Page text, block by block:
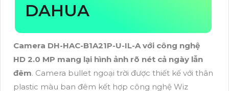
DAHUA
Camera DH-HAC-B1A21P-U-IL-A với công nghệ
HD 2.0 MP mang lại hình ảnh rõ nét cả ngày lẫn
đêm. Camera bullet ngoại trời được thiết kế với thân
plastic màu ban đêm kết hợp công nghệ Wiz